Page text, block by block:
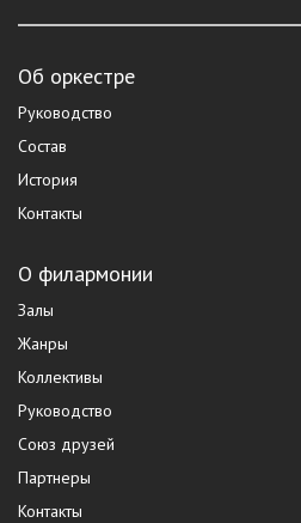
Об оркестре
Руководство
Состав
История
Контакты
О филармонии
Залы
Жанры
Коллективы
Руководство
Союз друзей
Партнеры
Контакты